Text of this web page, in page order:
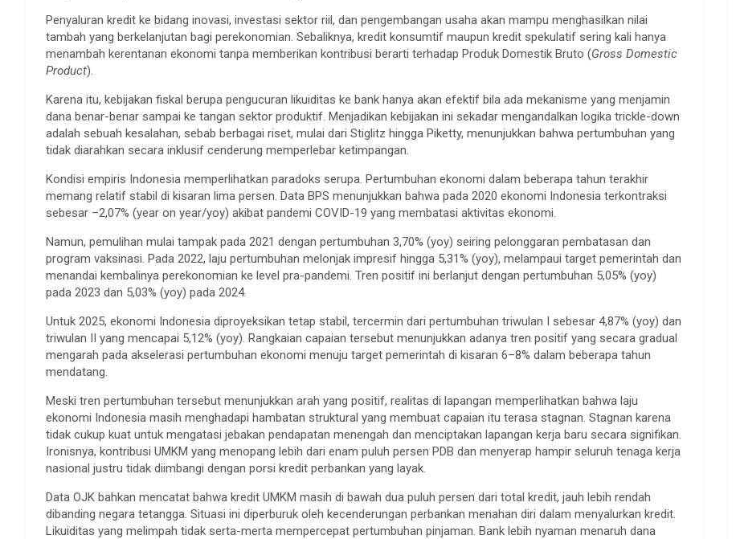
Penyaluran kredit ke bidang inovasi, investasi sektor riil, dan pengembangan usaha akan mampu menghasilkan nilai
tambah yang berkelanjutan bagi perekonomian. Sebaliknya, kredit konsumtif maupun kredit spekulatif sering kali hanya
menambah kerentanan ekonomi tanpa memberikan kontribusi berarti terhadap Produk Domestik Bruto (Gross Domestic
Product).
Karena itu, kebijakan fiskal berupa pengucuran likuiditas ke bank hanya akan efektif bila ada mekanisme yang menjamin
dana benar-benar sampai ke tangan sektor produktif. Menjadikan kebijakan ini sekadar mengandalkan logika trickle-down
adalah sebuah kesalahan, sebab berbagai riset, mulai dari Stiglitz hingga Piketty, menunjukkan bahwa pertumbuhan yang
tidak diarahkan secara inklusif cenderung memperlebar ketimpangan.
Kondisi empiris Indonesia memperlihatkan paradoks serupa. Pertumbuhan ekonomi dalam beberapa tahun terakhir
memang relatif stabil di kisaran lima persen. Data BPS menunjukkan bahwa pada 2020 ekonomi Indonesia terkontraksi
sebesar –2,07% (year on year/yoy) akibat pandemi COVID-19 yang membatasi aktivitas ekonomi.
Namun, pemulihan mulai tampak pada 2021 dengan pertumbuhan 3,70% (yoy) seiring pelonggaran pembatasan dan
program vaksinasi. Pada 2022, laju pertumbuhan melonjak impresif hingga 5,31% (yoy), melampaui target pemerintah dan
menandai kembalinya perekonomian ke level pra-pandemi. Tren positif ini berlanjut dengan pertumbuhan 5,05% (yoy)
pada 2023 dan 5,03% (yoy) pada 2024.
Untuk 2025, ekonomi Indonesia diproyeksikan tetap stabil, tercermin dari pertumbuhan triwulan I sebesar 4,87% (yoy) dan
triwulan II yang mencapai 5,12% (yoy). Rangkaian capaian tersebut menunjukkan adanya tren positif yang secara gradual
mengarah pada akselerasi pertumbuhan ekonomi menuju target pemerintah di kisaran 6–8% dalam beberapa tahun
mendatang.
Meski tren pertumbuhan tersebut menunjukkan arah yang positif, realitas di lapangan memperlihatkan bahwa laju
ekonomi Indonesia masih menghadapi hambatan struktural yang membuat capaian itu terasa stagnan. Stagnan karena
tidak cukup kuat untuk mengatasi jebakan pendapatan menengah dan menciptakan lapangan kerja baru secara signifikan.
Ironisnya, kontribusi UMKM yang menopang lebih dari enam puluh persen PDB dan menyerap hampir seluruh tenaga kerja
nasional justru tidak diimbangi dengan porsi kredit perbankan yang layak.
Data OJK bahkan mencatat bahwa kredit UMKM masih di bawah dua puluh persen dari total kredit, jauh lebih rendah
dibanding negara tetangga. Situasi ini diperburuk oleh kecenderungan perbankan menahan diri dalam menyalurkan kredit.
Likuiditas yang melimpah tidak serta-merta mempercepat pertumbuhan pinjaman. Bank lebih nyaman menaruh dana